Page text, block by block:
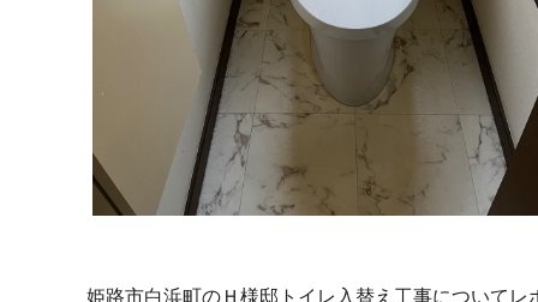
姫路市白浜町のＨ様邸トイレ入替え工事についてレ